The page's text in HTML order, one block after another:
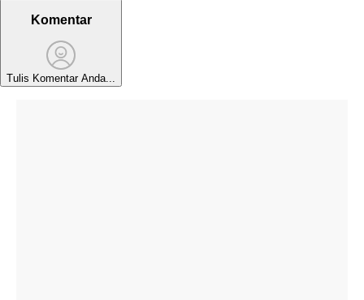
Komentar
Tulis Komentar Anda...